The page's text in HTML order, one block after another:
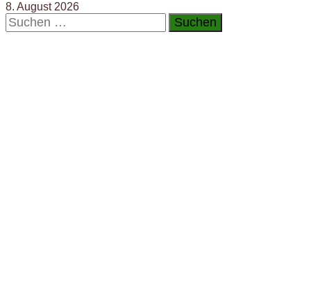
8. August 2026
Suchen
nach: